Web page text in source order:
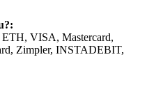
VISA, Mastercard,
Zimpler, INSTADEBIT,